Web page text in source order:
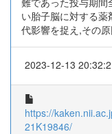
い胎子脳に対する
代影響を捉え,その
2023-12-13
https://
21K19846/